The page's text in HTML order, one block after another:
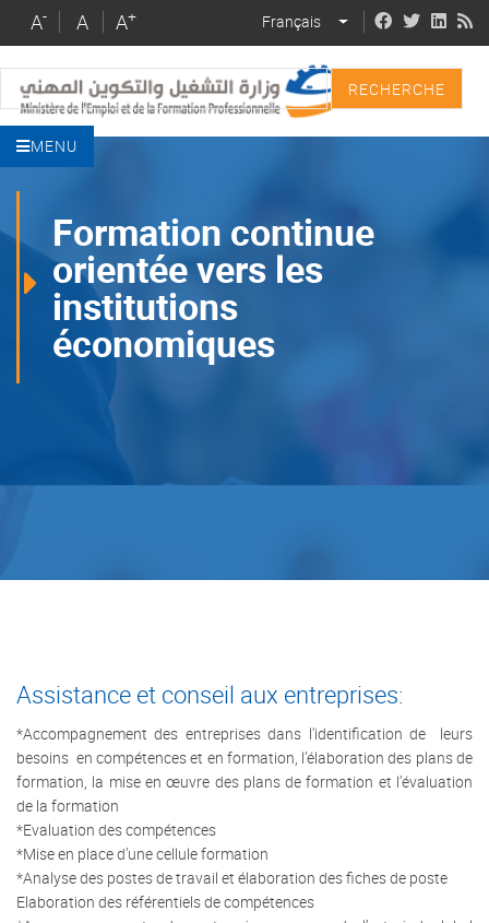
content
A- A A+ Français LIST ADDITIONAL
Recherche
MENU
Formation continue
orientée vers les
institutions
économiques
Assistance et conseil aux entreprises:
*Accompagnement des entreprises dans l'identification de leurs
besoins en compétences et en formation, l’élaboration des plans de
formation, la mise en œuvre des plans de formation et l’évaluation
de la formation
*Evaluation des compétences
*Mise en place d’une cellule formation
*Analyse des postes de travail et élaboration des fiches de poste
Elaboration des référentiels de compétences